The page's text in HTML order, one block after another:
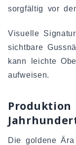
sorgfältig vor
Visuelle
sichtbare
kann leichte
aufweisen.
Die goldene